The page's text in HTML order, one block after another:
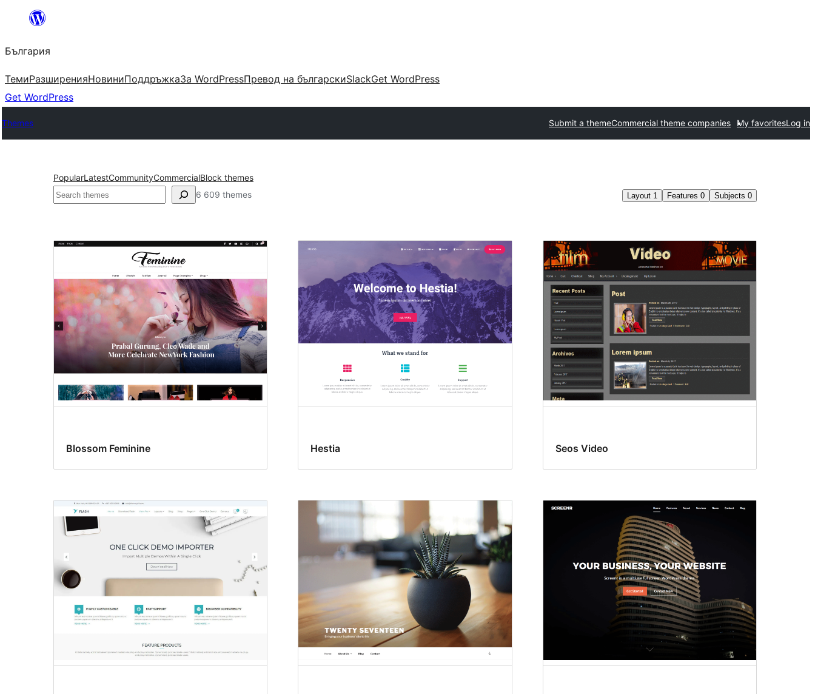
България
ТемиРазширенияНовиниПоддръжкаЗа WordPressПревод на българскиSlackGet WordPress
Get WordPress
Themes Submit a themeCommercial theme companies My favoritesLog in
PopularLatestCommunityCommercialBlock themes
Търсене 6 609 themes Layout 1 Features 0 Subjects 0
One
Blossom Feminine Hestia Seos Video